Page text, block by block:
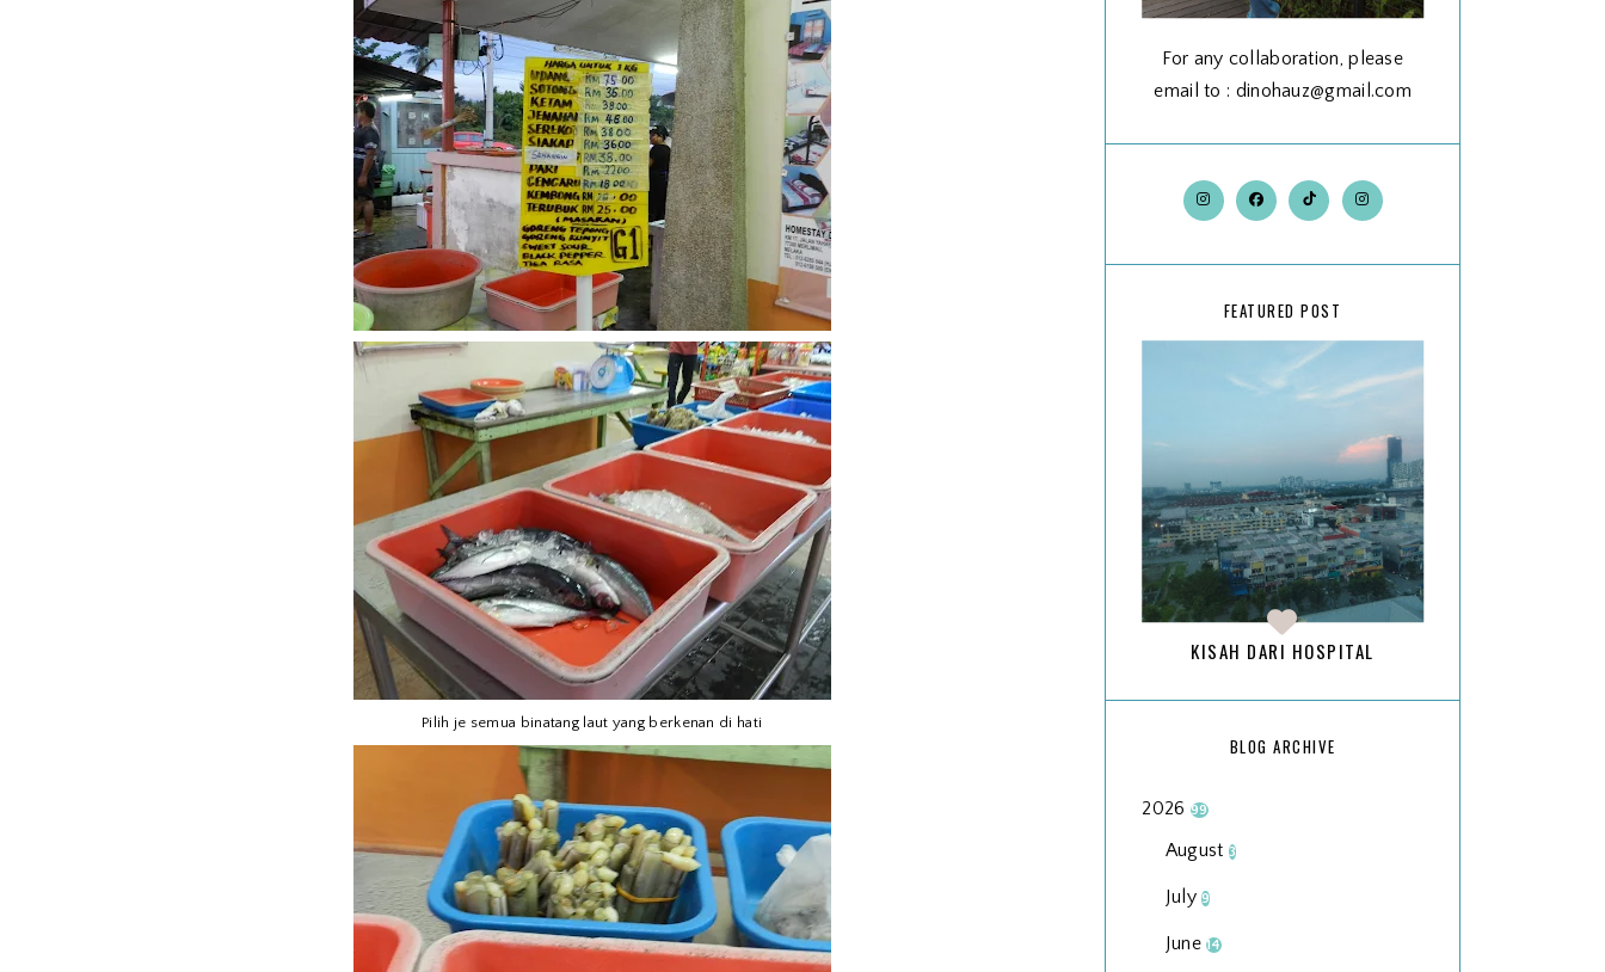
Pilih je semua binatang laut yang berkenan di hati
For any collaboration, please
email to : dinohauz@gmail.com
FEATURED POST
KISAH DARI HOSPITAL
BLOG ARCHIVE
2026 99
August 3
July9
June14